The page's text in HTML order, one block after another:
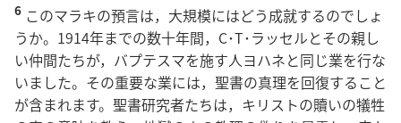
6 このマラキの預言は，大規模にはどう成就するのでしょ
うか。1914年までの数十年間，C･T･ラッセルとその親し
い仲間たちが，バプテスマを施す人ヨハネと同じ業を行な
いました。その重要な業には，聖書の真理を回復すること
が含まれます。聖書研究者たちは，キリストの贖いの犠牲